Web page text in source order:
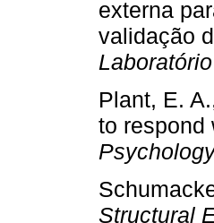
externa
validação
Plant, E.
to respond
Structural